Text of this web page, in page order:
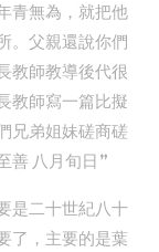
青無為，就把他
。父親還說你們
教師教導後代很
教師寫一篇比擬
兄弟姐妹磋商磋
善 八月旬日”
是二十世紀八十
了，主要的是葉